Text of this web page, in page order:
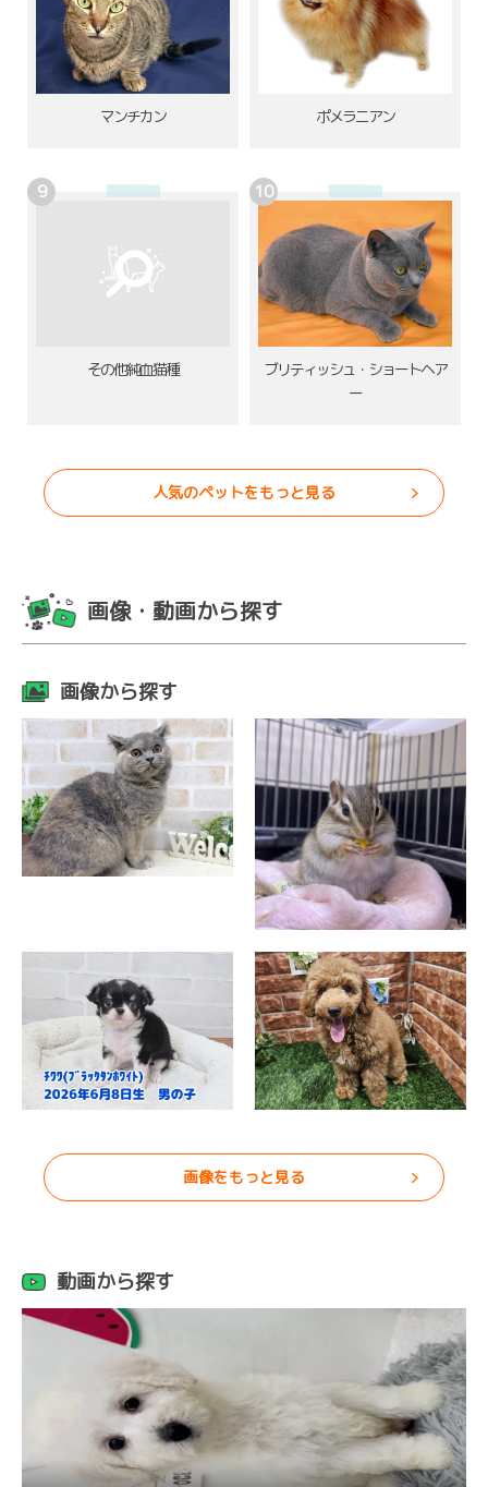
マンチカン ポメラニアン
その他純血猫種
ブリティッシュ・ショートヘア
ー
人気のペットをもっと見る
画像・動画から探す
画像から探す
画像をもっと見る
動画から探す